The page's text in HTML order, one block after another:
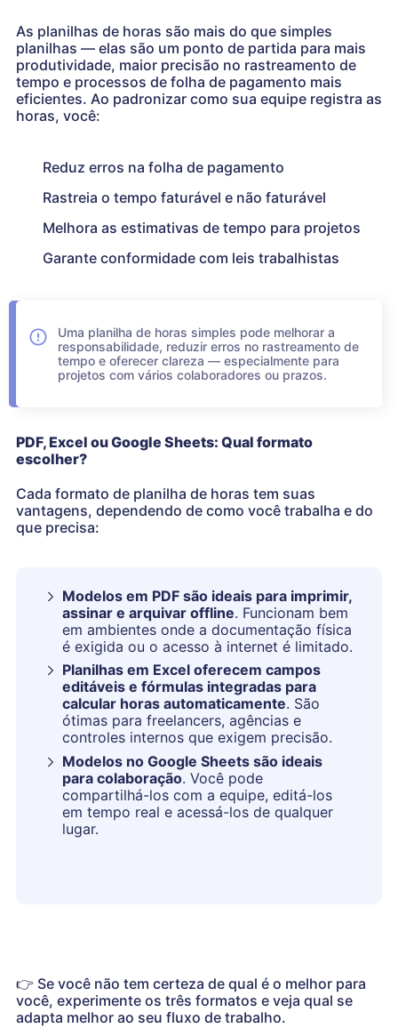
As planilhas de horas são mais do que simples
planilhas — elas são um ponto de partida para mais
produtividade, maior precisão no rastreamento de
tempo e processos de folha de pagamento mais
eficientes. Ao padronizar como sua equipe registra as
horas, você:
Reduz erros na folha de pagamento
Rastreia o tempo faturável e não faturável
Melhora as estimativas de tempo para projetos
Garante conformidade com leis trabalhistas
Uma planilha de horas simples pode melhorar a
responsabilidade, reduzir erros no rastreamento de
tempo e oferecer clareza — especialmente para
projetos com vários colaboradores ou prazos.
PDF, Excel ou Google Sheets: Qual formato
escolher?
Cada formato de planilha de horas tem suas
vantagens, dependendo de como você trabalha e do
que precisa:
Modelos em PDF são ideais para imprimir,
assinar e arquivar offline. Funcionam bem
em ambientes onde a documentação física
é exigida ou o acesso à internet é limitado.
Planilhas em Excel oferecem campos
editáveis e fórmulas integradas para
calcular horas automaticamente. São
ótimas para freelancers, agências e
controles internos que exigem precisão.
Modelos no Google Sheets são ideais
para colaboração. Você pode
compartilhá-los com a equipe, editá-los
em tempo real e acessá-los de qualquer
lugar.
👉 Se você não tem certeza de qual é o melhor para
você, experimente os três formatos e veja qual se
adapta melhor ao seu fluxo de trabalho.